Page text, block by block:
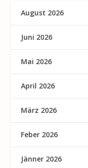
August 2026
Juni 2026
Mai 2026
April 2026
März 2026
Feber 2026
Jänner 2026